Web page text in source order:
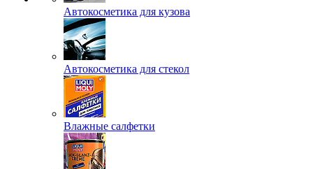
Автокосметика для кузова
Автокосметика для стекол
Влажные салфетки